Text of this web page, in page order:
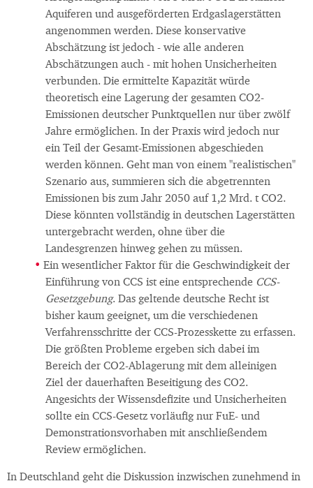
Aquiferen und ausgeförderten Erdgaslagerstätten
angenommen werden. Diese konservative
Abschätzung ist jedoch - wie alle anderen
Abschätzungen auch - mit hohen Unsicherheiten
verbunden. Die ermittelte Kapazität würde
theoretisch eine Lagerung der gesamten CO2-
Emissionen deutscher Punktquellen nur über zwölf
Jahre ermöglichen. In der Praxis wird jedoch nur
ein Teil der Gesamt-Emissionen abgeschieden
werden können. Geht man von einem "realistischen"
Szenario aus, summieren sich die abgetrennten
Emissionen bis zum Jahr 2050 auf 1,2 Mrd. t CO2.
Diese könnten vollständig in deutschen Lagerstätten
untergebracht werden, ohne über die
Landesgrenzen hinweg gehen zu müssen.
Ein wesentlicher Faktor für die Geschwindigkeit der
Einführung von CCS ist eine entsprechende CCS-
Gesetzgebung. Das geltende deutsche Recht ist
bisher kaum geeignet, um die verschiedenen
Verfahrensschritte der CCS-Prozesskette zu erfassen.
Die größten Probleme ergeben sich dabei im
Bereich der CO2-Ablagerung mit dem alleinigen
Ziel der dauerhaften Beseitigung des CO2.
Angesichts der Wissensdefizite und Unsicherheiten
sollte ein CCS-Gesetz vorläufig nur FuE- und
Demonstrationsvorhaben mit anschließendem
Review ermöglichen.
In Deutschland geht die Diskussion inzwischen zunehmend in